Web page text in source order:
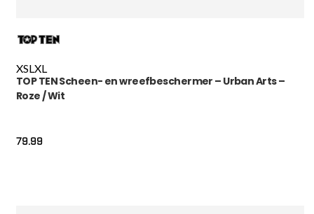
XSL XL
TOP TEN Scheen- en wreefbeschermer – Urban Arts –
Roze / Wit
79.99